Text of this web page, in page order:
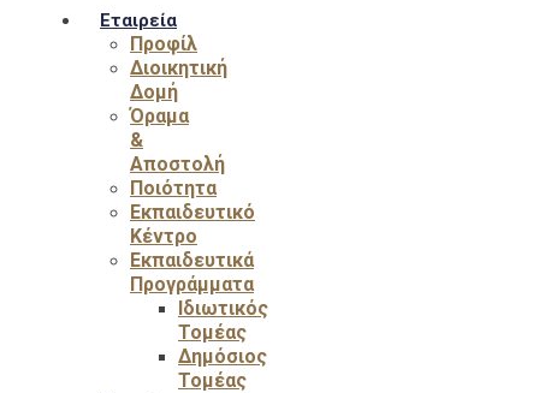
Εταιρεία
Προφίλ
Διοικητική
Δομή
Όραμα
&
Αποστολή
Ποιότητα
Εκπαιδευτικό
Κέντρο
Εκπαιδευτικά
Προγράμματα
Ιδιωτικός
Τομέας
Δημόσιος
Τομέας